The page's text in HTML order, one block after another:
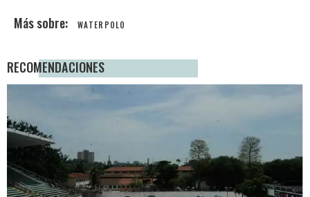
WATERPOLO
RECOMENDACIONES